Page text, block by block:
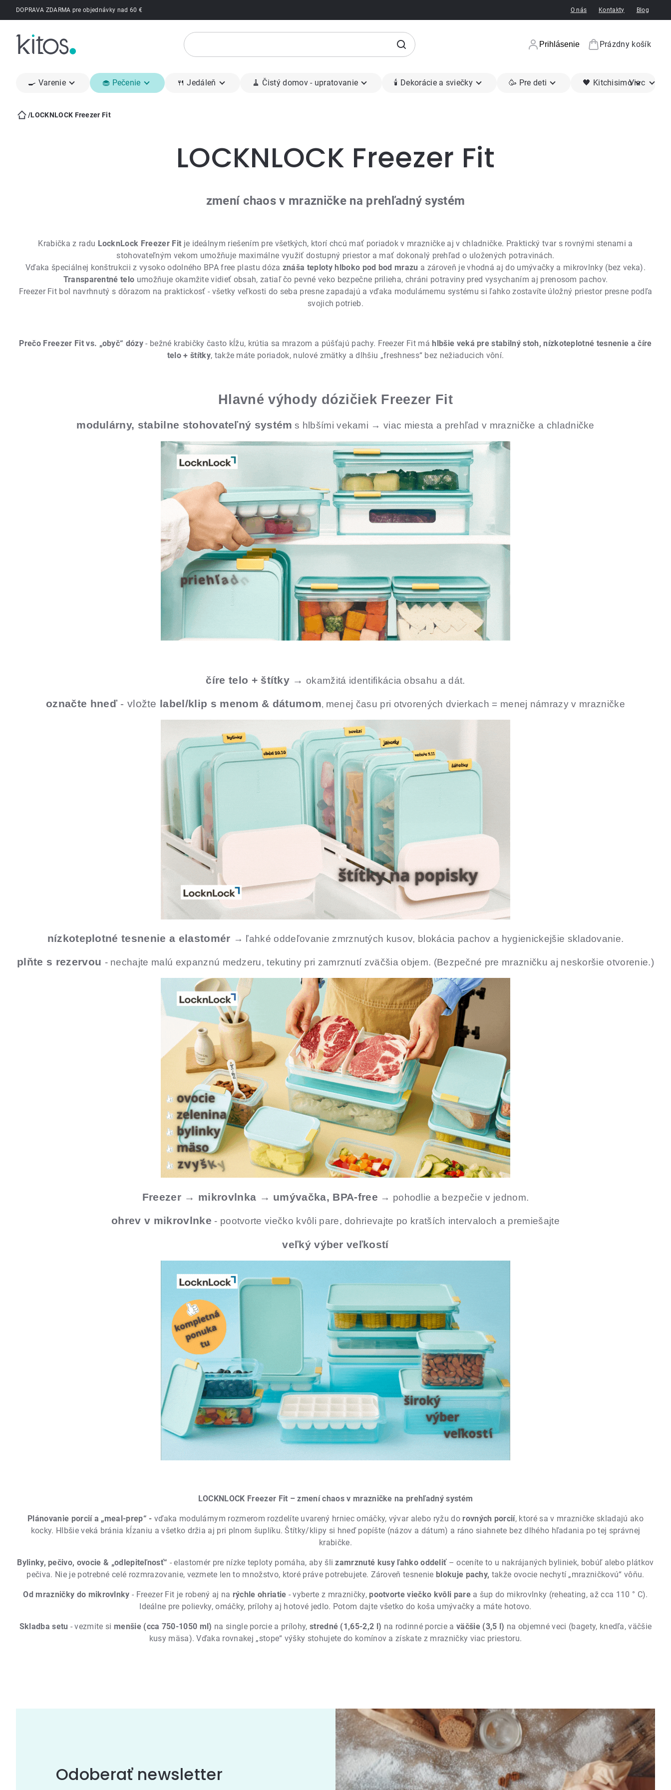
PrejsťDOPRAVA ZDARMA pre objednávky nad 60 € O nás Kontakty Blog
Prihlásenie
Nákupný
Prázdny košík
🍳 Varenie 🧁 Pečenie 🍴 Jedáleň 🧹 Čistý domov - upratovanie 🕯 Dekorácie a sviečky 🥳 Pre deti 🖤 KitchisimoViac
/LOCKNLOCK Freezer Fit
LOCKNLOCK Freezer Fit
zmení chaos v mrazničke na prehľadný systém
Krabička z radu LocknLock Freezer Fit je ideálnym riešením pre všetkých, ktorí chcú mať poriadok v mrazničke aj v chladničke. Praktický tvar s rovnými stenami a
stohovateľným vekom umožňuje maximálne využiť dostupný priestor a mať dokonalý prehľad o uložených potravinách.
Vďaka špeciálnej konštrukcii z vysoko odolného BPA free plastu dóza znáša teploty hlboko pod bod mrazu a zároveň je vhodná aj do umývačky a mikrovlnky (bez veka).
Transparentné telo umožňuje okamžite vidieť obsah, zatiaľ čo pevné veko bezpečne prilieha, chráni potraviny pred vysychaním aj prenosom pachov.
Freezer Fit bol navrhnutý s dôrazom na praktickosť - všetky veľkosti do seba presne zapadajú a vďaka modulárnemu systému si ľahko zostavíte úložný priestor presne podľa
svojich potrieb.
Prečo Freezer Fit vs. „obyč“ dózy - bežné krabičky často kĺžu, krútia sa mrazom a púšťajú pachy. Freezer Fit máhlbšie veká pre stabilný stoh, nízkoteplotné tesnenie a číre
telo + štítky, takže máte poriadok, nulové zmätky a dlhšiu „freshness“ bez nežiaducich vôní.
Hlavné výhody dózičiek Freezer Fit
modulárny, stabilne stohovateľný systém s hlbšími vekami → viac miesta a prehľad v mrazničke a chladničke
číre telo + štítky → okamžitá identifikácia obsahu a dát.
označte hneď- vložte label/klip s menom & dátumom, menej času pri otvorených dvierkach = menej námrazy v mrazničke
nízkoteplotné tesnenie a elastomér → ľahké oddeľovanie zmrznutých kusov, blokácia pachov a hygienickejšie skladovanie.
plňte s rezervou - nechajte malú expanznú medzeru, tekutiny pri zamrznutí zväčšia objem. (Bezpečné pre mrazničku aj neskoršie otvorenie.)
Freezer → mikrovlnka → umývačka, BPA-free → pohodlie a bezpečie v jednom.
ohrev v mikrovlnke - pootvorte viečko kvôli pare, dohrievajte po kratších intervaloch a premiešajte
veľký výber veľkostí
LOCKNLOCK Freezer Fit – zmení chaos v mrazničke na prehľadný systém
Plánovanie porcií a „meal-prep“ - vďaka modulárnym rozmerom rozdelíte uvarený hrniec omáčky, vývar alebo ryžu dorovných porcií, ktoré sa v mrazničke skladajú ako
kocky. Hlbšie veká bránia kĺzaniu a všetko držia aj pri plnom šuplíku. Štítky/klipy si hneď popíšte (názov a dátum) a ráno siahnete bez dlhého hľadania po tej správnej
krabičke.
Bylinky, pečivo, ovocie & „odlepiteľnosť“ - elastomér pre nízke teploty pomáha, aby šlizamrznuté kusy ľahko oddeliť– oceníte to u nakrájaných byliniek, bobúľ alebo plátkov
pečiva. Nie je potrebné celé rozmrazovanie, vezmete len to množstvo, ktoré práve potrebujete. Zároveň tesnenie blokuje pachy, takže ovocie nechytí „mrazničkovú“ vôňu.
Od mrazničky do mikrovlnky - Freezer Fit je robený aj na rýchle ohriatie - vyberte z mrazničky, pootvorte viečko kvôli parea šup do mikrovlnky (reheating, až cca 110 ° C).
Ideálne pre polievky, omáčky, prílohy aj hotové jedlo. Potom dajte všetko do koša umývačky a máte hotovo.
Skladba setu - vezmite si menšie (cca 750-1050 ml) na single porcie a prílohy, stredné (1,65-2,2 l) na rodinné porcie aväčšie (3,5 l) na objemné veci (bagety, knedľa, väčšie
kusy mäsa). Vďaka rovnakej „stope“ výšky stohujete do komínov a získate z mrazničky viac priestoru.
Odoberať newsletter